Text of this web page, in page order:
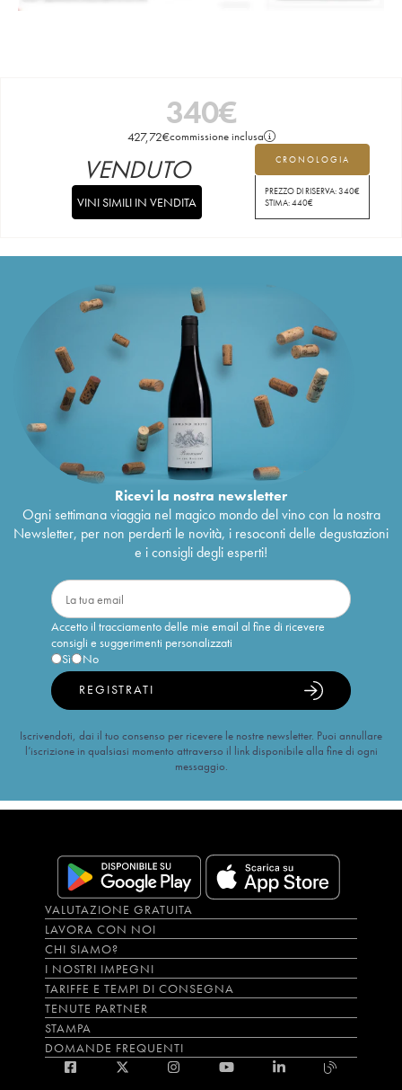
340€
427,72€commissione inclusa
CRONOLOGIA
PREZZO DI RISERVA:340€
STIMA:440€
VENDUTO
VINI SIMILI IN VENDITA
Ricevi la nostra newsletter
Ogni settimana viaggia nel magico mondo del vino con la nostra
Newsletter, per non perderti le novità, i resoconti delle degustazioni
e i consigli degli esperti!
Accetto il tracciamento delle mie email al fine di ricevere
consigli e suggerimenti personalizzati
Sì
No
REGISTRATI
Iscrivendoti, dai il tuo consenso per ricevere le nostre newsletter. Puoi annullare
l’iscrizione in qualsiasi momento attraverso il link disponibile alla fine di ogni
messaggio.
VALUTAZIONE GRATUITA
LAVORA CON NOI
CHI SIAMO?
I NOSTRI IMPEGNI
TARIFFE E TEMPI DI CONSEGNA
TENUTE PARTNER
STAMPA
DOMANDE FREQUENTI